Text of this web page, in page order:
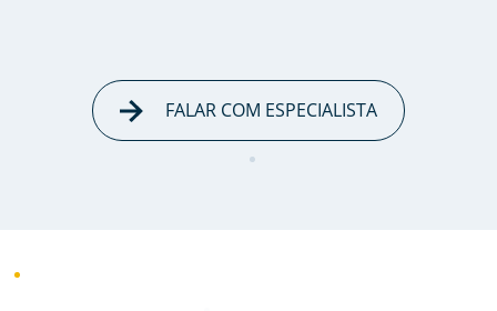
FALAR COM ESPECIALISTA